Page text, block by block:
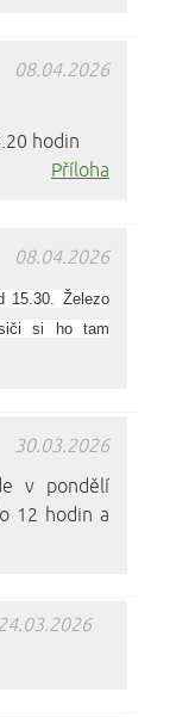
08.04.2026
hodin
Příloha
08.04.2026
15.30. Železo
si ho tam
30.03.2026
v pondělí
12 hodin a